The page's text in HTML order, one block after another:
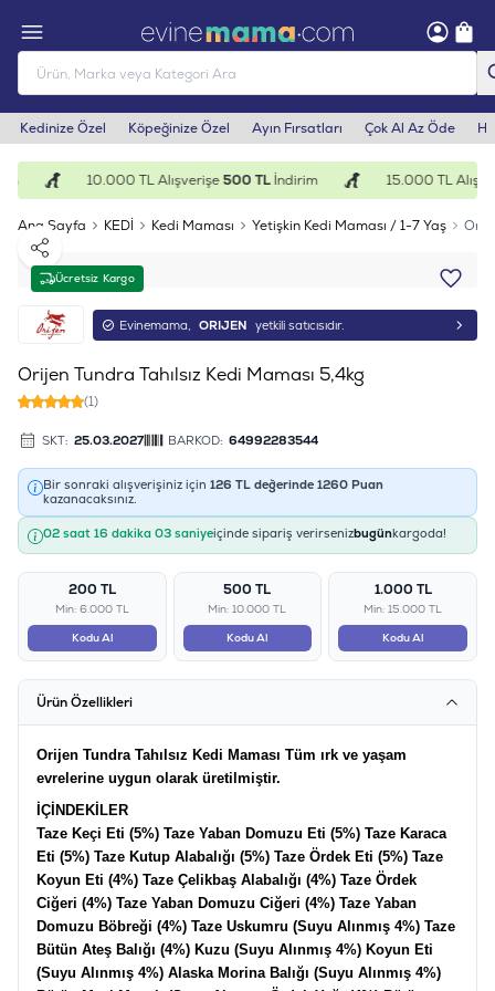
Kedinize Özel Köpeğinize Özel Ayın Fırsatları Çok Al Az Öde
10.000 TL Alışverişe500 TLİndirim 15.000 TL
Ana Sayfa KEDİ Kedi Maması Yetişkin Kedi Maması / 1-7 Yaş
Ücretsiz Kargo
Paylaş
Evinemama, ORIJEN yetkili satıcısıdır.
Orijen Tundra Tahılsız Kedi Maması 5,4kg
(1)
SKT: 25.03.2027 BARKOD: 64992283544
Bir sonraki alışverişiniz için 126 TL değerinde 1260 Puan
kazanacaksınız.
02 saat 16 dakika 03 saniyeiçinde sipariş verirsenizbugünkargoda!
200 TL
Min: 6.000 TL
Kodu Al
500 TL
Min: 10.000 TL
Kodu Al
1.000 TL
Min: 15.000 TL
Kodu Al
Ürün Özellikleri
Orijen Tundra Tahılsız Kedi Maması Tüm ırk ve yaşam
evrelerine uygun olarak üretilmiştir.
İÇİNDEKİLER
Taze Keçi Eti (5%) Taze Yaban Domuzu Eti (5%) Taze Karaca
Eti (5%) Taze Kutup Alabalığı (5%) Taze Ördek Eti (5%) Taze
Koyun Eti (4%) Taze Çelikbaş Alabalığı (4%) Taze Ördek
Ciğeri (4%) Taze Yaban Domuzu Ciğeri (4%) Taze Yaban
Domuzu Böbreği (4%) Taze Uskumru (Suyu Alınmış 4%) Taze
Bütün Ateş Balığı (4%) Kuzu (Suyu Alınmış 4%) Koyun Eti
(Suyu Alınmış 4%) Alaska Morina Balığı (Suyu Alınmış 4%)